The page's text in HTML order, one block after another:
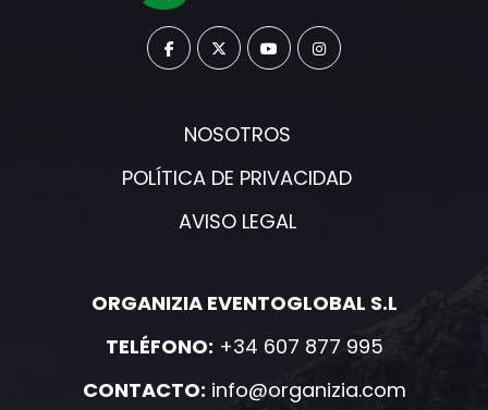
NOSOTROS
POLÍTICA DE PRIVACIDAD
AVISO LEGAL
ORGANIZIA EVENTOGLOBAL S.L
TELÉFONO: +34 607 877 995
CONTACTO: info@organizia.com